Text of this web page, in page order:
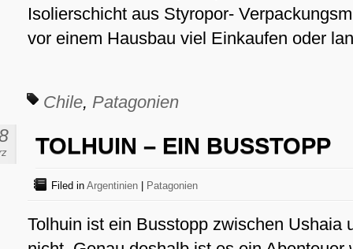
Isolierschicht aus Styropor-
vor einem Hausbau viel Einkaufen oder
Chile, Patagonien
TOLHUIN – EIN BUSSTOPP
Filed in Argentinien Patagonien
Tolhuin ist ein Busstopp zwischen Ushaia